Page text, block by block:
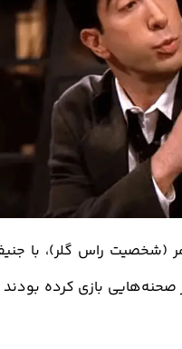
(شخصیت راس گلر)، با
بازی کرده